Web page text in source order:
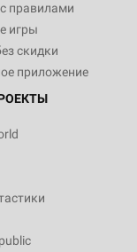
правилами
игры
скидки
приложение